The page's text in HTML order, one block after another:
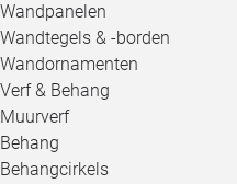
Wandpanelen
Wandtegels & -borden
Wandornamenten
Verf & Behang
Muurverf
Behang
Behangcirkels